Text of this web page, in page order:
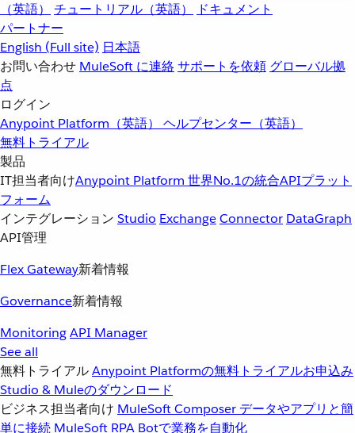
（英語）
チュートリアル（英語）
ドキュメント
パートナー
English (Full site) 日本語
お問い合わせ MuleSoft に連絡サポートを依頼 グローバル拠
点
ログイン
Anypoint Platform（英語） ヘルプセンター（英語）
無料トライアル
製品
IT担当者向けAnypoint Platform 世界No.1の統合APIプラット
フォーム
インテグレーション Studio ExchangeConnector DataGraph
API管理
Flex Gateway新着情報
Governance新着情報
MonitoringAPI Manager
See all
無料トライアルAnypoint Platformの無料トライアルお申込み
Studio & Muleのダウンロード
ビジネス担当者向け MuleSoft Composer データやアプリと簡
単に接続 MuleSoft RPA Botで業務を自動化